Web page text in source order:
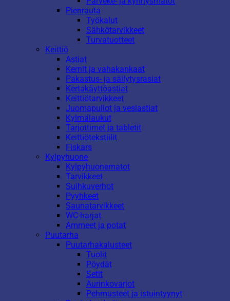
Pienrauta
Työkalut
Sähkötarvikkeet
Turvatuotteet
Keittiö
Astiat
Kernit ja vahakankaat
Pakastus- ja säilytysrasiat
Kertakäyttöastiat
Keittiötarvikkeet
Juomapullot ja vesiastiat
Kylmälaukut
Tarjottimet ja tabletit
Keittiötekstiilit
Fiskars
Kylpyhuone
Kylpyhuonematot
Tarvikkeet
Suihkuverhot
Pyyhkeet
Saunatarvikkeet
WC-harjat
Ammeet ja potat
Puutarha
Puutarhakalusteet
Tuolit
Pöydät
Setit
Aurinkovarjot
Pehmusteet ja istuintyynyt